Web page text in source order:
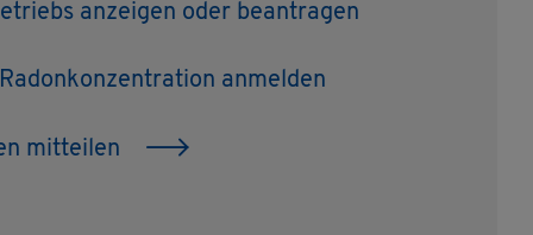
an­zei­gen oder be­an­tra­gen
an­mel­den
mit­tei­len